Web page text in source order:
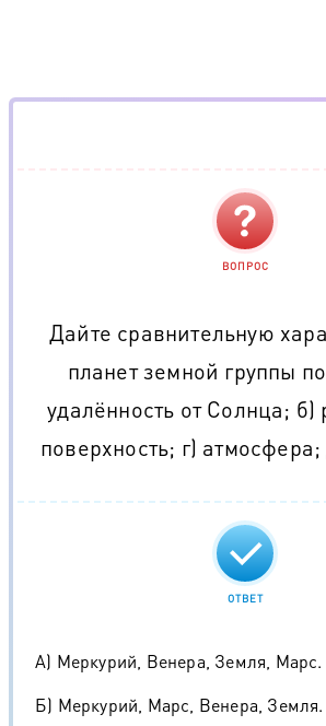
ВОПРОС
Дайте сравнительную
планет земной группы
удалённость от Солнца;
поверхность; г)
ОТВЕТ
А) Меркурий, Венера, Земля, Марс.
Б) Меркурий, Марс, Венера, Земля.